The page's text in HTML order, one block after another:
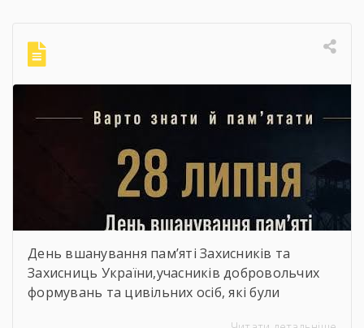
День вшанування пам’яті Захисників та
Захисниць України,учасників добровольчих
формувань та цивільних осіб, які були